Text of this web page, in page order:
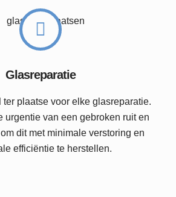
Glasreparatie
ter plaatse voor elke glasreparatie.
urgentie van een gebroken ruit en
dit met minimale verstoring en
efficiëntie te herstellen.